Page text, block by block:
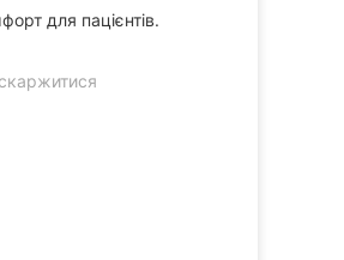
для пацієнтів.